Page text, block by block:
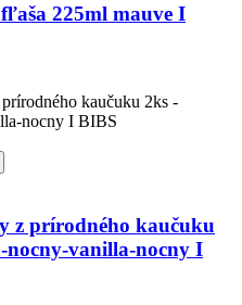
225ml mauve I
z prírodného kaučuku
vanilla-nocny I